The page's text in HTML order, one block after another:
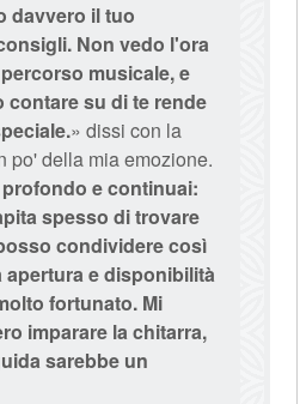
davvero il tuo
Non vedo l'ora
musicale, e
contare su di te rende
» dissi con la
po' della mia emozione.
e continuai:
spesso di trovare
condividere così
apertura e disponibilità
fortunato. Mi
imparare la chitarra,
sarebbe un